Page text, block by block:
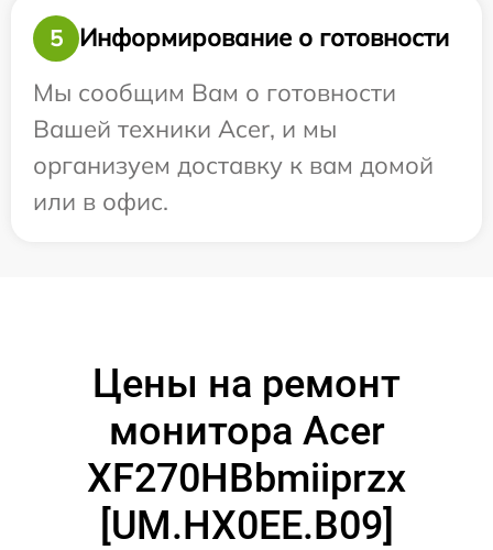
5
Информирование о готовности
Мы сообщим Вам о готовности
Вашей техники Acer, и мы
организуем доставку к вам домой
или в офис.
Цены на ремонт
монитора Acer
XF270HBbmiiprzx
[UM.HX0EE.B09]